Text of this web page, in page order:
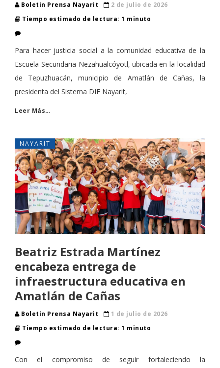
Boletin Prensa Nayarit
2 de julio de 2026
Tiempo estimado de lectura: 1 minuto
Para hacer justicia social a la comunidad educativa de la
Escuela Secundaria Nezahualcóyotl, ubicada en la localidad
de Tepuzhuacán, municipio de Amatlán de Cañas, la
presidenta del Sistema DIF Nayarit,
Leer Más…
NAYARIT
Beatriz Estrada Martínez
encabeza entrega de
infraestructura educativa en
Amatlán de Cañas
Boletin Prensa Nayarit
1 de julio de 2026
Tiempo estimado de lectura: 1 minuto
Con el compromiso de seguir fortaleciendo la